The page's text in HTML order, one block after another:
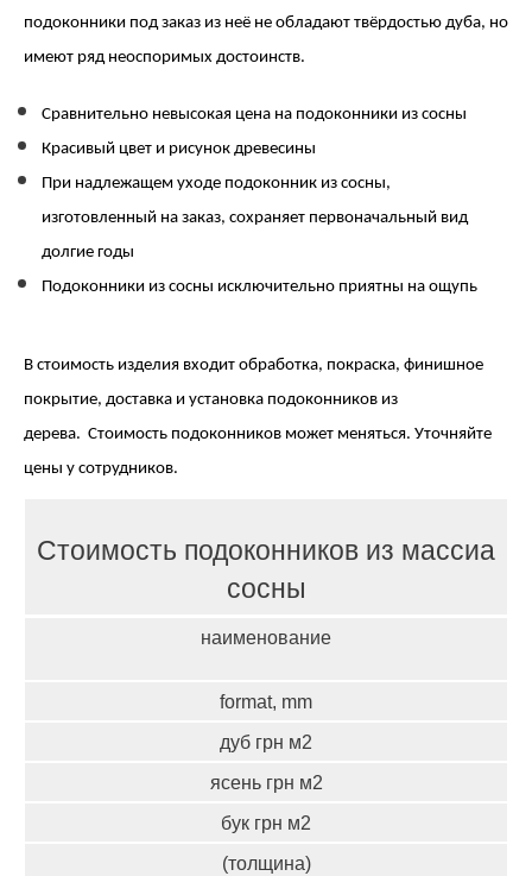
подоконники под заказ из неё не обладают твёрдостью дуба, но
имеют ряд неоспоримых достоинств.
Сравнительно невысокая цена на подоконники из сосны
Красивый цвет и рисунок древесины
При надлежащем уходе подоконник из сосны,
изготовленный на заказ, сохраняет первоначальный вид
долгие годы
Подоконники из сосны исключительно приятны на ощупь
В стоимость изделия входит обработка, покраска, финишное
покрытие, доставка и установка подоконников из
дерева.  Стоимость подоконников может меняться. Уточняйте
цены у сотрудников.
Стоимость подоконников из массиа
сосны
наименование
format, mm
дуб грн м2
ясень грн м2
бук грн м2
(толщина)